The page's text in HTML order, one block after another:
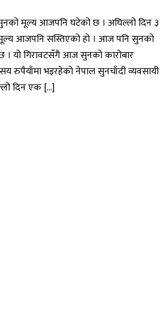
मूल्य आजपनि घटेको छ । अघिल्लो दिन ३
आजपनि सस्तिएको हो । आज पनि सुनको
यो गिरावटसँगै आज सुनको कारोबार
रुपैयाँमा भइरहेको नेपाल सुनचाँदी व्यवसायी
दिन एक […]